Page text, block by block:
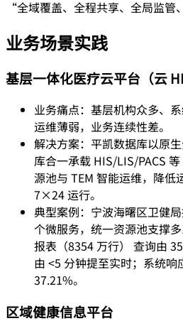
“全域覆盖、全程共享、全局监管
业务场景实践
基层一体化医疗云平台（云
业务痛点：基层机构众多、
运维薄弱，业务连续性差。
解决方案：平凯数据库以原
库合一承载 HIS/LIS/PACS
源池与 TEM 智能运维，降低
7×24 运行。
典型案例：宁波海曙区卫健
个微服务，统一资源池支撑
报表（8354 万行） 查询由
由 <5 分钟提至实时；系统响
37.21%。
区域健康信息平台